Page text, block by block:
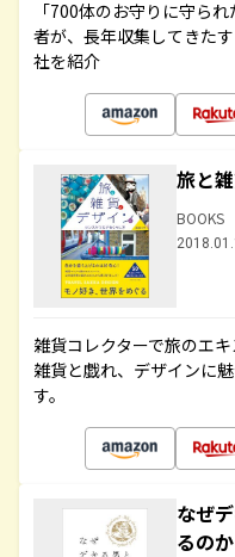
「700体のお守りに守ら
者が、長年収集してきた
社を紹介
旅と
BOOKS
雑貨コレクターで旅のエ
雑貨と戯れ、デザインに
す。
なぜ
るの